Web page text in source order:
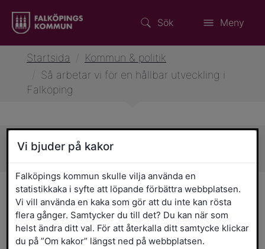
Sök Meny
Startsida
Kommun & politik
Så arbetar vi för en hållbar utveckling i
Falköping
Sidans innehåll
Så arbetar vi för en hållbar
utveckling i Falköping
I Falköping tar vi ansvar för vår
Vi bjuder på kakor
Falköpings kommun skulle vilja använda en
statistikkaka i syfte att löpande förbättra webbplatsen.
Vi vill använda en kaka som gör att du inte kan rösta
flera gånger. Samtycker du till det? Du kan när som
helst ändra ditt val. För att återkalla ditt samtycke klickar
du på ”Om kakor” längst ned på webbplatsen.